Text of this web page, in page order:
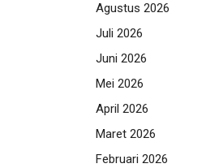
Agustus 2026
Juli 2026
Juni 2026
Mei 2026
April 2026
Maret 2026
Februari 2026